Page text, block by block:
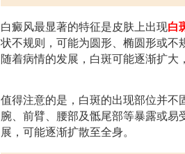
白癜风最显著的特征是皮肤上出现白
状不规则，可能为圆形、椭圆形或不
随着病情的发展，白斑可能逐渐扩大
值得注意的是，白斑的出现部位并不
腕、前臂、腰部及骶尾部等暴露或
展，可能逐渐扩散至全身。